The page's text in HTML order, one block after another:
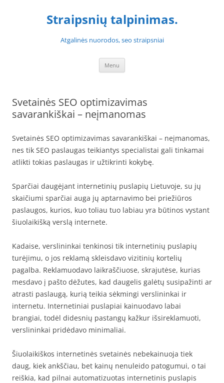
Straipsnių talpinimas.
Atgalinės nuorodos, seo straipsniai
Menu
Svetainės SEO optimizavimas
savarankiškai – neįmanomas
Svetainės SEO optimizavimas savarankiškai – neįmanomas,
nes tik SEO paslaugas teikiantys specialistai gali tinkamai
atlikti tokias paslaugas ir užtikrinti kokybę.
Sparčiai daugėjant internetinių puslapių Lietuvoje, su jų
skaičiumi sparčiai auga jų aptarnavimo bei priežiūros
paslaugos, kurios, kuo toliau tuo labiau yra būtinos vystant
šiuolaikišką verslą internete.
Kadaise, verslininkai tenkinosi tik internetinių puslapių
turėjimu, o jos reklamą skleisdavo vizitinių kortelių
pagalba. Reklamuodavo laikraščiuose, skrajutėse, kurias
mesdavo į pašto dėžutes, kad daugelis galėtų susipažinti ar
atrasti paslaugą, kurią teikia sėkmingi verslininkai ir
internetu. Internetiniai puslapiai kainuodavo labai
brangiai, todėl didesnių pastangų kažkur išsireklamuoti,
verslininkai pridėdavo minimaliai.
Šiuolaikiškos internetinės svetainės nebekainuoja tiek
daug, kiek ankščiau, bet kainų nenuleido patogumui, o tai
reiškia, kad pilnai automatizuotas internetinis puslapis